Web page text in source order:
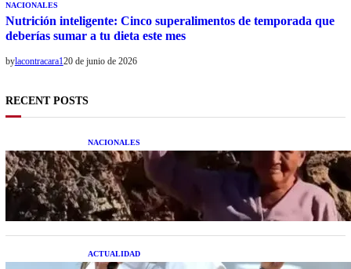
NACIONALES
Nutrición inteligente: Cinco superalimentos de temporada que
deberías sumar a tu dieta este mes
bylacontracara120 de junio de 2026
RECENT POSTS
NACIONALES
Una mujer asegura haber peleado con un
extraterrestre cuerpo a cuerpo
ACTUALIDAD